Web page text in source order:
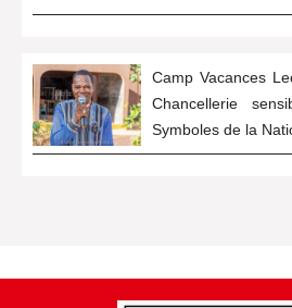
Camp Vacances
Chancellerie
Symboles de la